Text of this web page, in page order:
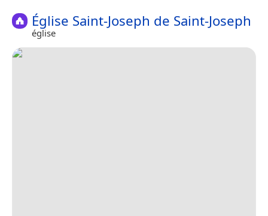
Église Saint-Joseph de Saint-Joseph
église